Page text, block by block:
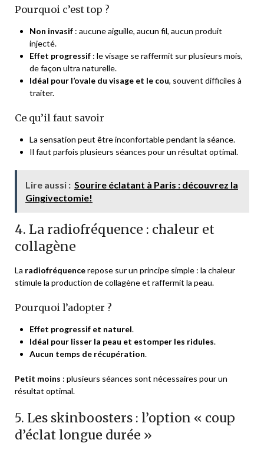
Pourquoi c’est top ?
Non invasif : aucune aiguille, aucun fil, aucun produit
injecté.
Effet progressif : le visage se raffermit sur plusieurs mois,
de façon ultra naturelle.
Idéal pour l’ovale du visage et le cou, souvent difficiles à
traiter.
Ce qu’il faut savoir
La sensation peut être inconfortable pendant la séance.
Il faut parfois plusieurs séances pour un résultat optimal.
Lire aussi : Sourire éclatant à Paris : découvrez la
Gingivectomie!
4. La radiofréquence : chaleur et
collagène
La radiofréquencerepose sur un principe simple : la chaleur
stimule la production de collagène et raffermit la peau.
Pourquoi l’adopter ?
Effet progressif et naturel.
Idéal pour lisser la peau et estomper les ridules.
Aucun temps de récupération.
Petit moins : plusieurs séances sont nécessaires pour un
résultat optimal.
5. Les skinboosters : l’option « coup
d’éclat longue durée »